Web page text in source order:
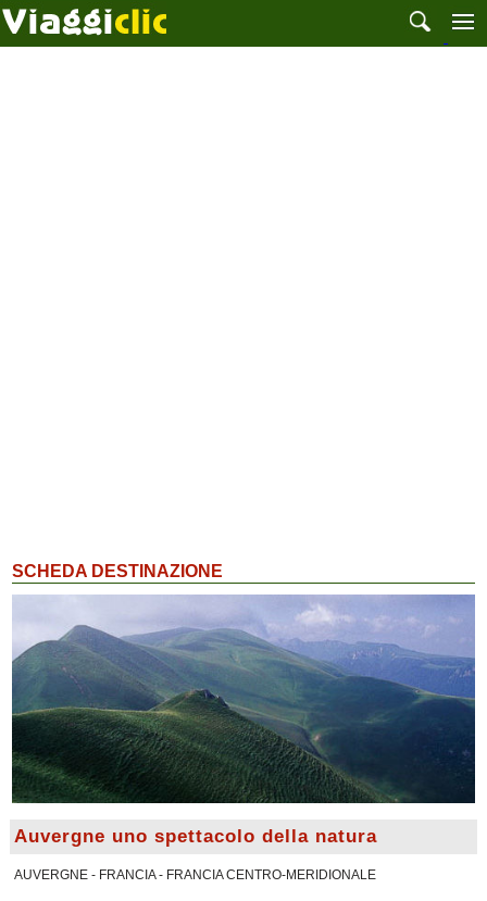
SCHEDA DESTINAZIONE
Auvergne uno spettacolo della natura
AUVERGNE - FRANCIA - FRANCIA CENTRO-MERIDIONALE